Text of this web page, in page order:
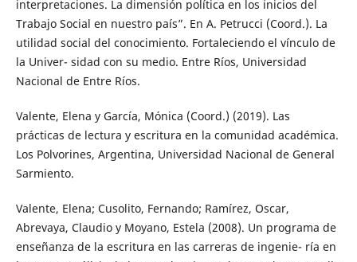
interpretaciones. La dimensión política en los inicios del
Trabajo Social en nuestro país”. En A. Petrucci (Coord.). La
utilidad social del conocimiento. Fortaleciendo el vínculo de
la Univer- sidad con su medio. Entre Ríos, Universidad
Nacional de Entre Ríos.
Valente, Elena y García, Mónica (Coord.) (2019). Las
prácticas de lectura y escritura en la comunidad académica.
Los Polvorines, Argentina, Universidad Nacional de General
Sarmiento.
Valente, Elena; Cusolito, Fernando; Ramírez, Oscar,
Abrevaya, Claudio y Moyano, Estela (2008). Un programa de
enseñanza de la escritura en las carreras de ingenie- ría en